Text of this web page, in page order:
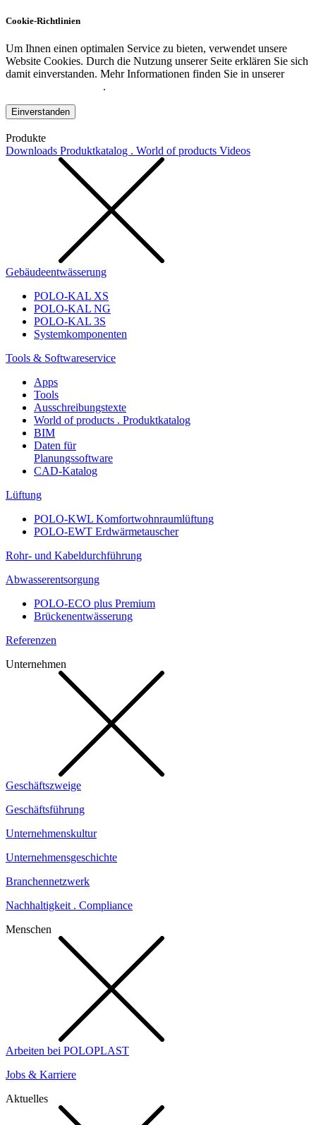
Cookie-Richtlinien
Um Ihnen einen optimalen Service zu bieten, verwendet unsere
Website Cookies. Durch die Nutzung unserer Seite erklären Sie sich
damit einverstanden. Mehr Informationen finden Sie in unserer
.
Einverstanden
Produkte
Downloads Produktkatalog . World of products Videos
Gebäudeentwässerung
POLO-KAL XS
POLO-KAL NG
POLO-KAL 3S
Systemkomponenten
Tools & Softwareservice
Apps
Tools
Ausschreibungstexte
World of products . Produktkatalog
BIM
Daten für
Planungssoftware
CAD-Katalog
Lüftung
POLO-KWL Komfortwohnraumlüftung
POLO-EWT Erdwärmetauscher
Rohr- und Kabeldurchführung
Abwasserentsorgung
POLO-ECO plus Premium
Brückenentwässerung
Referenzen
Unternehmen
Geschäftszweige
Geschäftsführung
Unternehmenskultur
Unternehmensgeschichte
Branchennetzwerk
Nachhaltigkeit . Compliance
Menschen
Arbeiten bei POLOPLAST
Jobs & Karriere
Aktuelles